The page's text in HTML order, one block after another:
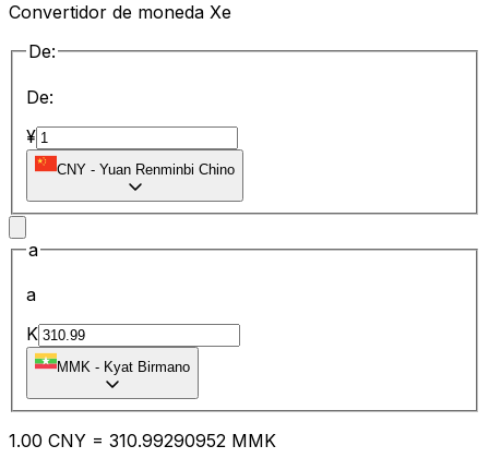
Convertidor de moneda Xe
De:
De:
¥
CNY - Yuan Renminbi Chino
a
a
K
MMK - Kyat Birmano
1.00 CNY = 310.99290952 MMK